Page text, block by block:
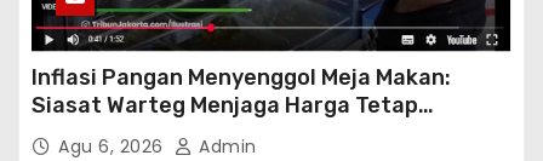
Inflasi Pangan Menyenggol Meja Makan:
Siasat Warteg Menjaga Harga Tetap
Terjangkau
Agu 6, 2026 Admin